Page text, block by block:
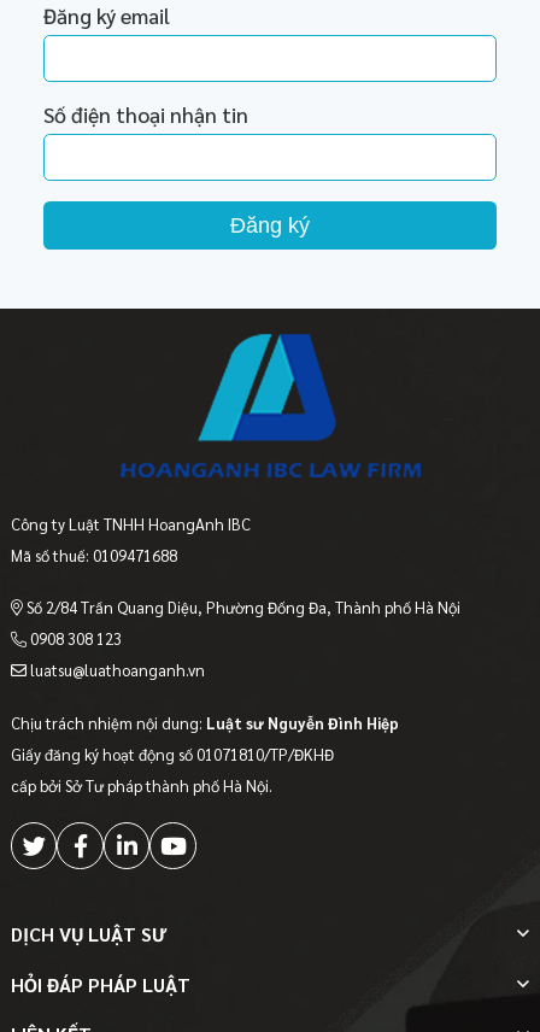
Đăng ký email
Số điện thoại nhận tin
Đăng ký
Công ty Luật TNHH HoangAnh IBC
Mã số thuế: 0109471688
Số 2/84 Trần Quang Diệu, Phường Đống Đa, Thành phố Hà Nội
0908 308 123
luatsu@luathoanganh.vn
Chịu trách nhiệm nội dung: Luật sư Nguyễn Đình Hiệp
Giấy đăng ký hoạt động số 01071810/TP/ĐKHĐ
cấp bởi Sở Tư pháp thành phố Hà Nội.
DỊCH VỤ LUẬT SƯ
HỎI ĐÁP PHÁP LUẬT